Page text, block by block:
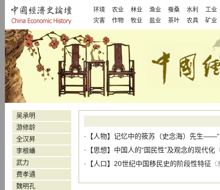
环境 农业 林业 渔业 蚕桑 水利
工业
灾害
作物 牧业 盐业 茶叶 农具 矿业
·【人物】 记忆中的筱苏（史念海）先生——“
·【思想】 中国人的“国民性”及观念的现代化
·【人口】 20世纪中国移民史的阶段性特征
吴承明
游修龄
全汉昇
李根蟠
武力
费孝通
魏明孔